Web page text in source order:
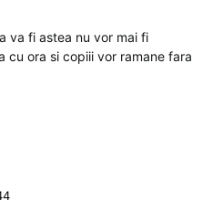
va fi astea nu vor mai fi
cu ora si copiii vor ramane fara